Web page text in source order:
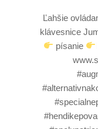
Ľahšie
klávesnice
písanie